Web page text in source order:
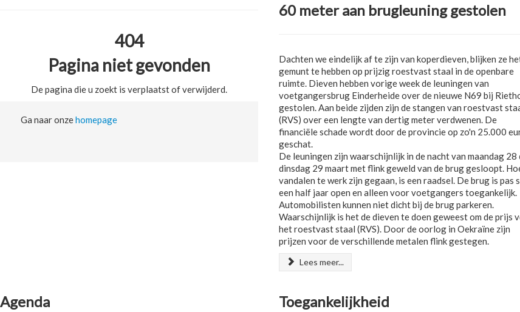
404
Pagina niet gevonden
De pagina die u zoekt is verplaatst of verwijderd.
Ga naar onzehomepage
60 meter aan brugleuning gestolen
Dachten we eindelijk af te zijn van koperdieven, blijken ze
gemunt te hebben op prijzig roestvast staal in de openbare
ruimte. Dieven hebben vorige week de leuningen van
voetgangersbrug Einderheide over de nieuwe N69 bij
gestolen. Aan beide zijden zijn de stangen van roestvast
(RVS) over een lengte van dertig meter verdwenen. De
financiële schade wordt door de provincie op zo'n 25.000
geschat.
De leuningen zijn waarschijnlijk in de nacht van maandag 28
dinsdag 29 maart met flink geweld van de brug gesloopt.
vandalen te werk zijn gegaan, is een raadsel. De brug is pas
een half jaar open en alleen voor voetgangers toegankelijk.
Automobilisten kunnen niet dicht bij de brug parkeren.
Waarschijnlijk is het de dieven te doen geweest om de prijs
het roestvast staal (RVS). Door de oorlog in Oekraïne zijn
prijzen voor de verschillende metalen flink gestegen.
Lees meer...
Agenda Toegankelijkheid